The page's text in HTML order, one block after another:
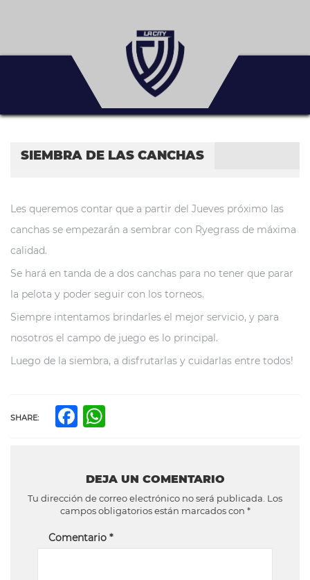
SIEMBRA DE LAS CANCHAS
Les queremos contar que a partir del Jueves próximo las
canchas se empezarán a sembrar con Ryegrass de máxima
calidad.
Se hará en tanda de a dos canchas para no tener que parar
la pelota y poder seguir con los torneos.
Siempre intentamos brindarles el mejor servicio, y para
nosotros el campo de juego es lo principal.
Luego de la siembra, a disfrutarlas y cuidarlas entre todos!
SHARE: Facebook
DEJA UN COMENTARIO
Tu dirección de correo electrónico no será publicada. Los
campos obligatorios están marcados con *
Comentario *